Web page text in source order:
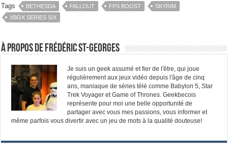
Tags BETHESDA FALLOUT FPS BOOST
SKYRIM
XBOX SERIES S/X
À propos de Frédéric St-Georges
Je suis un geek assumé et fier de l'être, qui joue
régulièrement aux jeux vidéo depuis l'âge de cinq
ans, maniaque de séries télé comme Babylon 5, Star
Trek Voyager et Game of Thrones. Geekbecois
représente pour moi une belle opportunité de
partager avec vous mes passions, vous informer et
même parfois vous divertir avec un jeu de mots à la qualité douteuse!